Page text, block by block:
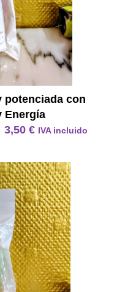
potenciada con
Energía
3,50 € IVA incluido